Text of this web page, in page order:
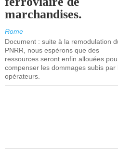
marchandises.
Rome
Document : suite à la remodulation
PNRR, nous espérons que des
ressources seront enfin allouées
compenser les dommages subis par
opérateurs.